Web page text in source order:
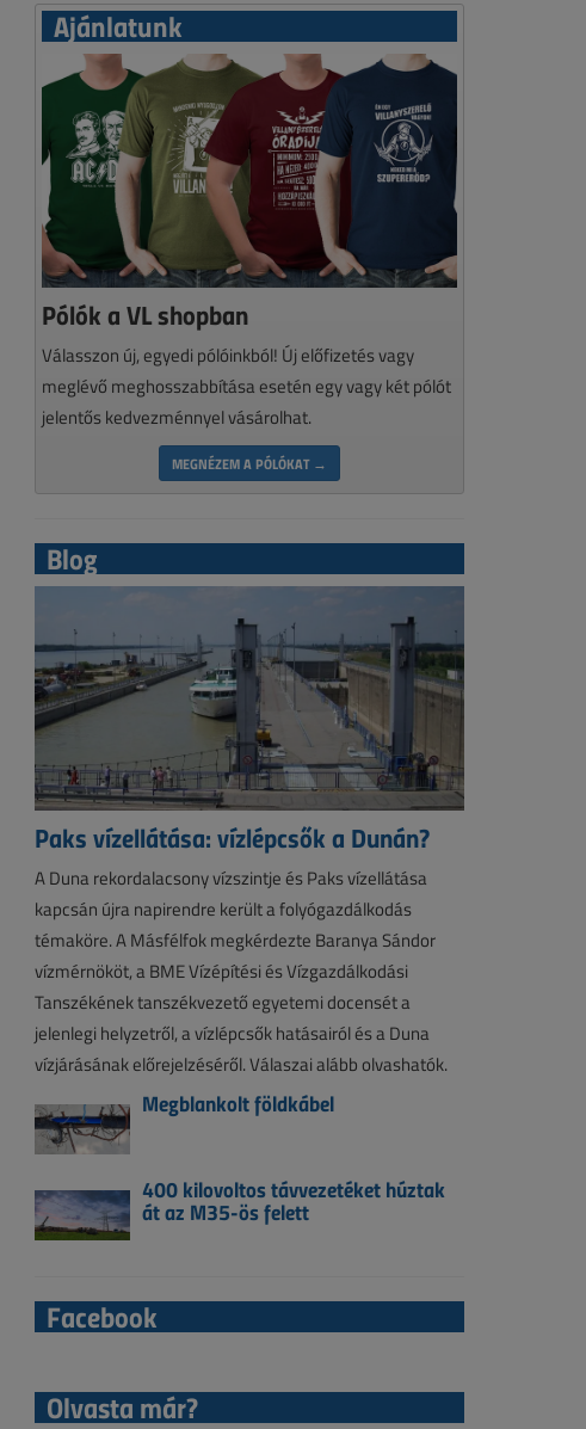
Ajánlatunk
Pólók a VL shopban
Válasszon új, egyedi pólóinkból! Új előfizetés vagy
meglévő meghosszabbítása esetén egy vagy két pólót
jelentős kedvezménnyel vásárolhat.
MEGNÉZEM A PÓLÓKAT →
Blog
Paks vízellátása: vízlépcsők a Dunán?
A Duna rekordalacsony vízszintje és Paks vízellátása
kapcsán újra napirendre került a folyógazdálkodás
témaköre. A Másfélfok megkérdezte Baranya Sándor
vízmérnököt, a BME Vízépítési és Vízgazdálkodási
Tanszékének tanszékvezető egyetemi docensét a
jelenlegi helyzetről, a vízlépcsők hatásairól és a Duna
vízjárásának előrejelzéséről. Válaszai alább olvashatók.
Megblankolt földkábel
400 kilovoltos távvezetéket húztak
át az M35-ös felett
Facebook
Olvasta már?